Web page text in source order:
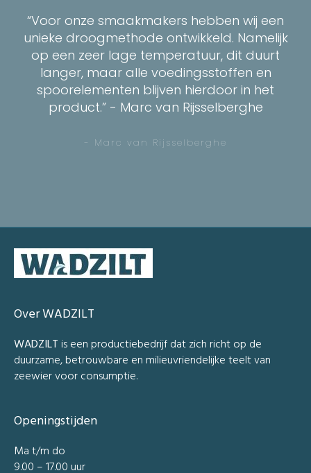
“Voor onze smaakmakers hebben wij een
unieke droogmethode ontwikkeld. Namelijk
op een zeer lage temperatuur, dit duurt
langer, maar alle voedingsstoffen en
spoorelementen blijven hierdoor in het
product.” - Marc van Rijsselberghe
- Marc van Rijsselberghe
Over WADZILT
WADZILTis een productiebedrijf dat zich richt op de
duurzame, betrouwbare en milieuvriendelijke teelt van
zeewier voor consumptie.
Openingstijden
Ma t/m do
9.00 – 17.00 uur